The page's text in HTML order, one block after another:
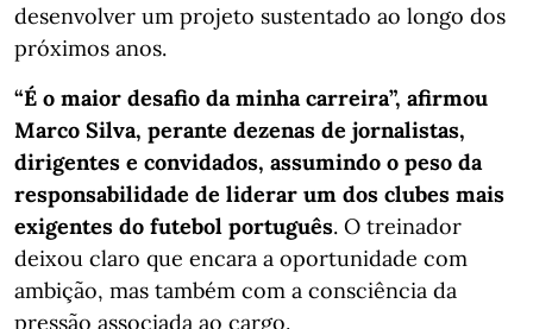
desenvolver um projeto sustentado ao longo dos
próximos anos.
“É o maior desafio da minha carreira”, afirmou
Marco Silva, perante dezenas de jornalistas,
dirigentes e convidados, assumindo o peso da
responsabilidade de liderar um dos clubes mais
exigentes do futebol português. O treinador
deixou claro que encara a oportunidade com
ambição, mas também com a consciência da
pressão associada ao cargo.